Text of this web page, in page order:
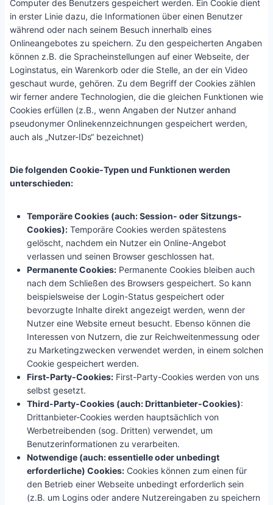
Computer des Benutzers gespeichert werden. Ein Cookie dient
in erster Linie dazu, die Informationen über einen Benutzer
während oder nach seinem Besuch innerhalb eines
Onlineangebotes zu speichern. Zu den gespeicherten Angaben
können z.B. die Spracheinstellungen auf einer Webseite, der
Loginstatus, ein Warenkorb oder die Stelle, an der ein Video
geschaut wurde, gehören. Zu dem Begriff der Cookies zählen
wir ferner andere Technologien, die die gleichen Funktionen wie
Cookies erfüllen (z.B., wenn Angaben der Nutzer anhand
pseudonymer Onlinekennzeichnungen gespeichert werden,
auch als „Nutzer-IDs“ bezeichnet)
Die folgenden Cookie-Typen und Funktionen werden
unterschieden:
Temporäre Cookies (auch: Session- oder Sitzungs-
Cookies): Temporäre Cookies werden spätestens
gelöscht, nachdem ein Nutzer ein Online-Angebot
verlassen und seinen Browser geschlossen hat.
Permanente Cookies: Permanente Cookies bleiben auch
nach dem Schließen des Browsers gespeichert. So kann
beispielsweise der Login-Status gespeichert oder
bevorzugte Inhalte direkt angezeigt werden, wenn der
Nutzer eine Website erneut besucht. Ebenso können die
Interessen von Nutzern, die zur Reichweitenmessung oder
zu Marketingzwecken verwendet werden, in einem solchen
Cookie gespeichert werden.
First-Party-Cookies: First-Party-Cookies werden von uns
selbst gesetzt.
Third-Party-Cookies (auch: Drittanbieter-Cookies):
Drittanbieter-Cookies werden hauptsächlich von
Werbetreibenden (sog. Dritten) verwendet, um
Benutzerinformationen zu verarbeiten.
Notwendige (auch: essentielle oder unbedingt
erforderliche) Cookies: Cookies können zum einen für
den Betrieb einer Webseite unbedingt erforderlich sein
(z.B. um Logins oder andere Nutzereingaben zu speichern